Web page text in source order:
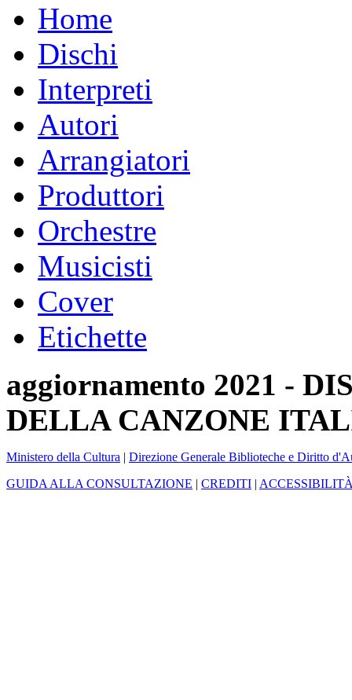
Home
Dischi
Interpreti
Autori
Arrangiatori
Produttori
Orchestre
Musicisti
Cover
Etichette
aggiornamento 2021 -
DELLA CANZONE
Ministero della Cultura | Direzione Generale Biblioteche e Diritto
GUIDA ALLA CONSULTAZIONE | CREDITI |